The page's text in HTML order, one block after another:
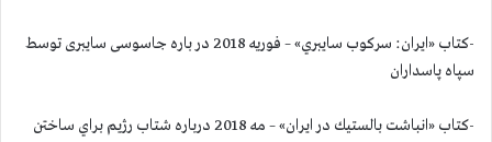
-کتاب «ايران: سركوب سايبري» – فوريه 2018 در باره جاسوسی سایبری توسط
سپاه پاسداران
-کتاب «انباشت بالستيك در ايران» – مه 2018 درباره شتاب رژیم براي ساختن